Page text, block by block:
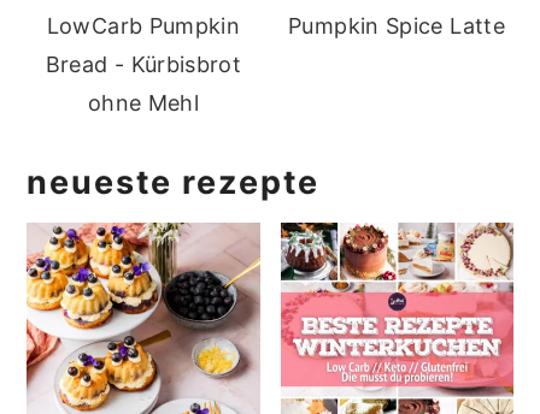
LowCarb Pumpkin
Bread - Kürbisbrot
ohne Mehl
Pumpkin Spice Latte
neueste rezepte